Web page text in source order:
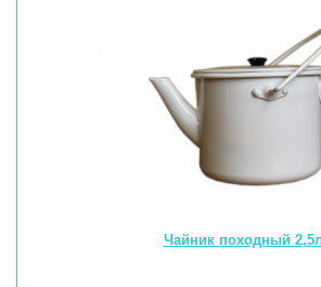
Чайник походный